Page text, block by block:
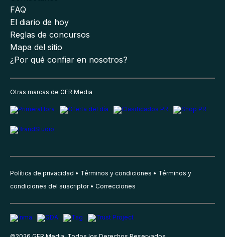
FAQ
El diario de hoy
Reglas de concursos
Mapa del sitio
¿Por qué confiar en nosotros?
Otras marcas de GFR Media
Política de privacidad Términos y condiciones
Términos y
condiciones del suscriptor
Correcciones